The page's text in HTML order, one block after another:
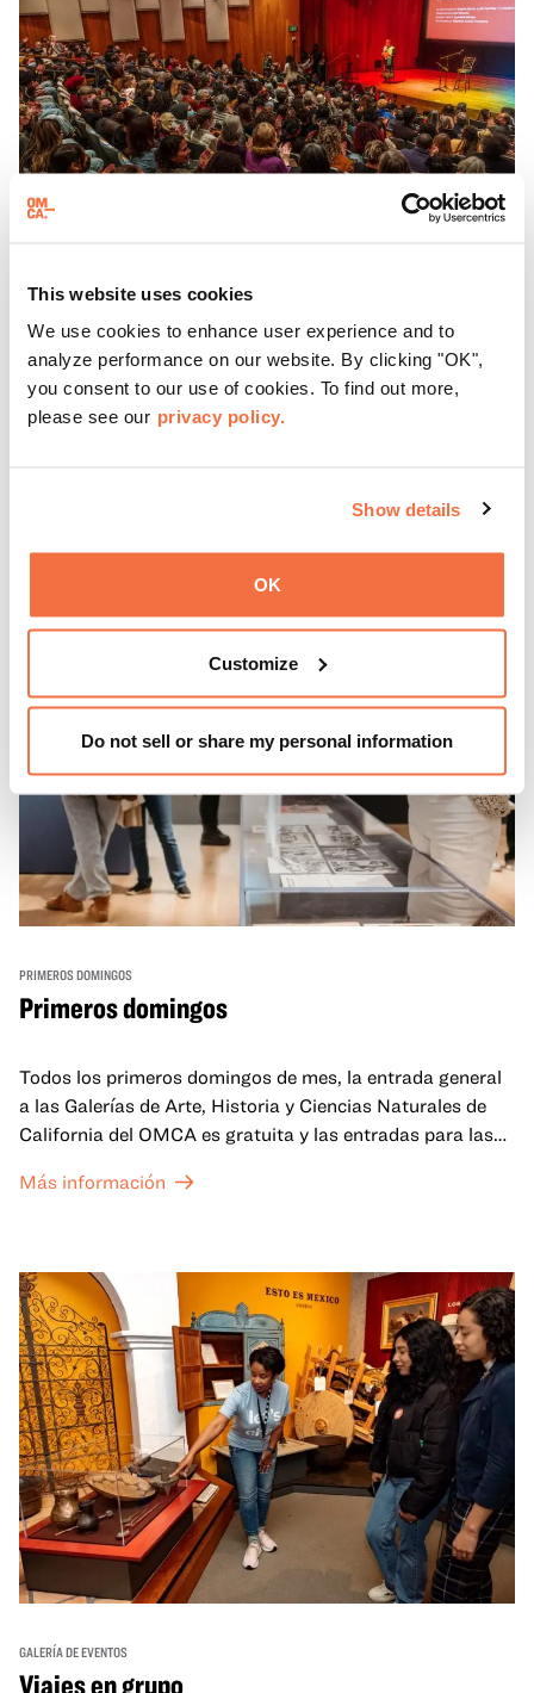
This website uses cookies
We use cookies to enhance user experience and to
analyze performance on our website. By clicking "OK",
you consent to our use of cookies. To find out more,
please see our privacy policy.
Show details
OK
Customize
Do not sell or share my personal information
TERCER DOMINGO
Domingos destacados
Cada tercer domingo, OMCA invita a los visitantes a
Spotlight Sundays,una serie de conversaciones,
PRIMEROS DOMINGOS
Primeros domingos
Todos los primeros domingos de mes, la entrada general
a las Galerías de Arte, Historia y Ciencias Naturales de
California del OMCA es gratuita y las entradas para las
a un precio reducido de 6 $.
Más información
GALERÍA DE EVENTOS
Viajes en grupo